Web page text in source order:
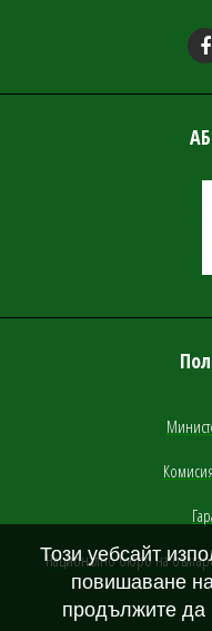
Национално бюро на
Този уебсайт
повишаване
продължите да